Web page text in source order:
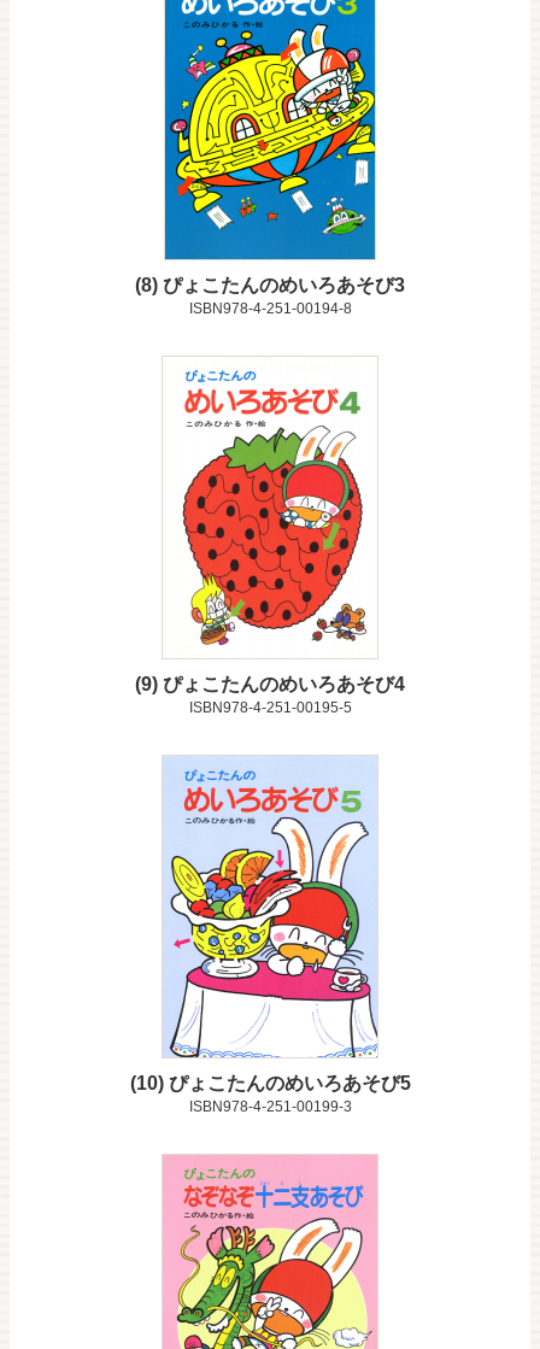
8 ぴょこたんのめいろあそび3
ISBN978-4-251-00194-8
9 ぴょこたんのめいろあそび4
ISBN978-4-251-00195-5
10 ぴょこたんのめいろあそび5
ISBN978-4-251-00199-3